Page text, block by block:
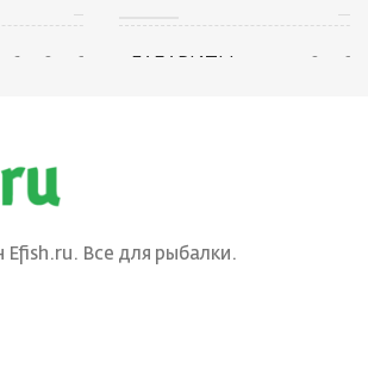
Maximus
ГАБАРИТЫ
БРЕНД
Efish.ru. Все для рыбалки.